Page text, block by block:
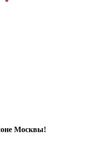
Москвы!